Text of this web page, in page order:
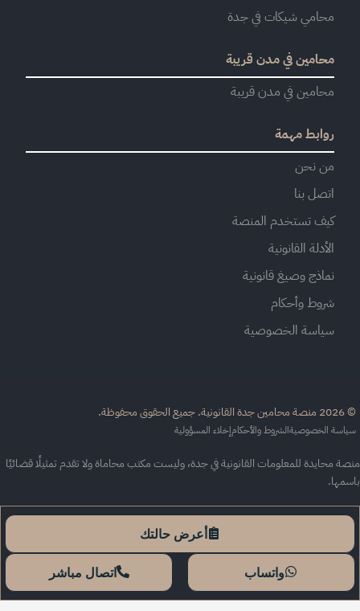
محامي شيكات في جدة
محامين في مدن قريبة
محامين في مدن قريبة
روابط مهمة
من نحن
اتصل بنا
كيف تستخدم المنصة
الأدلة القانونية
نماذج وصيغ قانونية
شروط وأحكام
سياسة الخصوصية
الحقوق محفوظة.
الخصوصيةالشروط والأحكامإخلاء المسؤولية
محايدة للمعلومات القانونية في جدة، وليست مكتب محاماة ولا تقدم تمثيلًا قضائيًا
أعرض حالتك
واتساب اتصال مباشر